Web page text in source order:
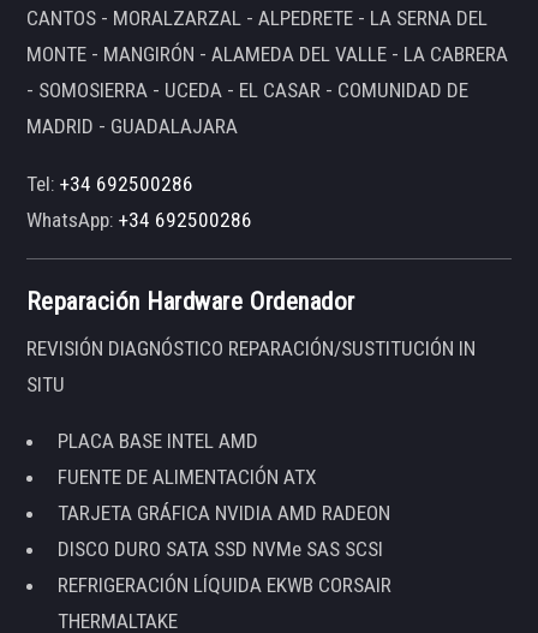
CANTOS - MORALZARZAL - ALPEDRETE - LA SERNA DEL
MONTE - MANGIRÓN - ALAMEDA DEL VALLE - LA CABRERA
- SOMOSIERRA - UCEDA - EL CASAR - COMUNIDAD DE
MADRID - GUADALAJARA
Tel:+34 692500286
WhatsApp:+34 692500286
Reparación Hardware Ordenador
REVISIÓN DIAGNÓSTICO REPARACIÓN/SUSTITUCIÓN IN
SITU
PLACA BASE INTEL AMD
FUENTE DE ALIMENTACIÓN ATX
TARJETA GRÁFICA NVIDIA AMD RADEON
DISCO DURO SATA SSD NVMe SAS SCSI
REFRIGERACIÓN LÍQUIDA EKWB CORSAIR
THERMALTAKE